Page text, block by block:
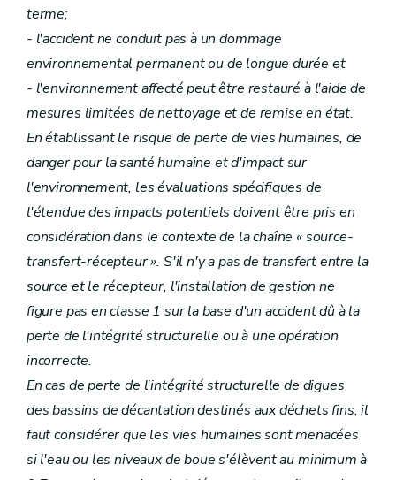
terme;
- l'accident ne conduit pas à un dommage
environnemental permanent ou de longue durée et
- l'environnement affecté peut être restauré à l'aide de
mesures limitées de nettoyage et de remise en état.
En établissant le risque de perte de vies humaines, de
danger pour la santé humaine et d'impact sur
l'environnement, les évaluations spécifiques de
l'étendue des impacts potentiels doivent être pris en
considération dans le contexte de la chaîne « source-
transfert-récepteur ». S'il n'y a pas de transfert entre la
source et le récepteur, l'installation de gestion ne
figure pas en classe 1 sur la base d'un accident dû à la
perte de l'intégrité structurelle ou à une opération
incorrecte.
En cas de perte de l'intégrité structurelle de digues
des bassins de décantation destinés aux déchets fins, il
faut considérer que les vies humaines sont menacées
si l'eau ou les niveaux de boue s'élèvent au minimum à